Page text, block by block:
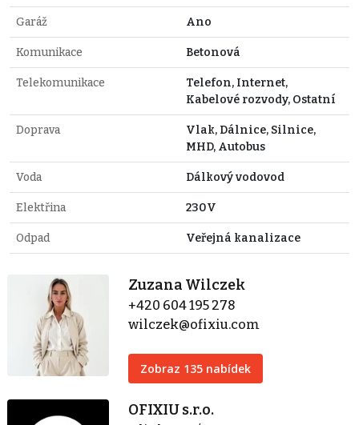
Garáž Ano
Komunikace Betonová
Telekomunikace
Telefon, Internet,
Kabelové rozvody, Ostatní
Doprava
Vlak, Dálnice, Silnice,
MHD, Autobus
Voda Dálkový vodovod
Elektřina 230V
Odpad Veřejná kanalizace
Zuzana Wilczek
+420 604 195 278
wilczek@ofixiu.com
Zobraz 135 nabídek
OFIXIU s.r.o.